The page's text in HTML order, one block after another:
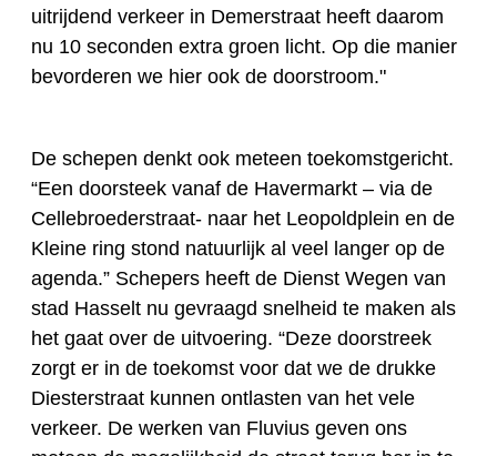
uitrijdend verkeer in Demerstraat heeft daarom
nu 10 seconden extra groen licht. Op die manier
bevorderen we hier ook de doorstroom."
De schepen denkt ook meteen toekomstgericht.
“Een doorsteek vanaf de Havermarkt – via de
Cellebroederstraat- naar het Leopoldplein en de
Kleine ring stond natuurlijk al veel langer op de
agenda.” Schepers heeft de Dienst Wegen van
stad Hasselt nu gevraagd snelheid te maken als
het gaat over de uitvoering. “Deze doorstreek
zorgt er in de toekomst voor dat we de drukke
Diesterstraat kunnen ontlasten van het vele
verkeer. De werken van Fluvius geven ons